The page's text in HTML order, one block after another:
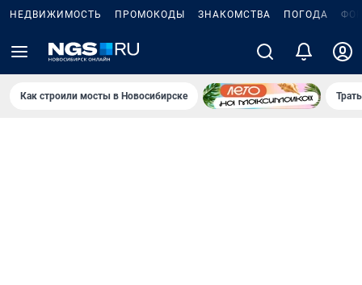
НЕДВИЖИМОСТЬ ПРОМОКОДЫ ЗНАКОМСТВА ПОГОДА
Как строили мосты в Новосибирске